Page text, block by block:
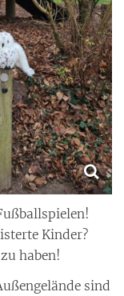
Kinder?
haben!
sind